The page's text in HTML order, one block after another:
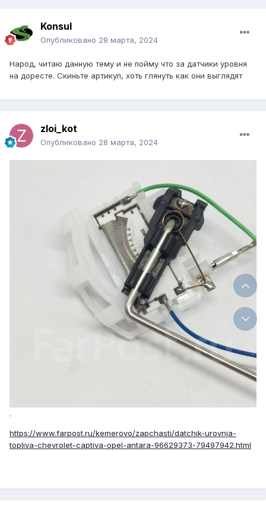
Konsul
Опубликовано 28 марта, 2024
Народ, читаю данную тему и не пойму что за датчики уровня
на доресте. Скиньте артикул, хоть глянуть как они выглядят
zloi_kot
Опубликовано 28 марта, 2024
.
https://www.farpost.ru/kemerovo/zapchasti/datchik-urovnja-
topliva-chevrolet-captiva-opel-antara-96629373-79497942.html